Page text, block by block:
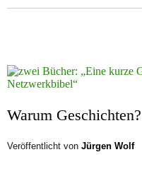
Warum Geschichten?
Veröffentlicht von Jürgen Wolf